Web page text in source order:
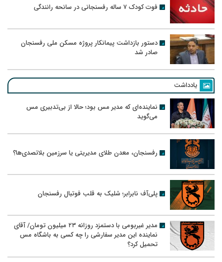
فوت کودک ۷ ساله رفسنجانی در سانحه رانندگی
دستور بازداشت پیمانکار پروژه مسکن ملی رفسنجان
صادر شد
یادداشت
نماینده‌ای که مدیر مس بود؛ حالا از بی‌تدبیری مس
می‌گوید
رفسنجان، معدن طلای مدیریتی یا سرزمین بلاتصدی‌ها؟
پلی‌آف نابرابر؛ شلیک به قلب فوتبال رفسنجان
مدیر غیربومی با دستمزد روزانه ۲۳ میلیون تومان/ آقای
نماینده این مدیر سفارشی را چه کسی به باشگاه مس
تحمیل کرد؟